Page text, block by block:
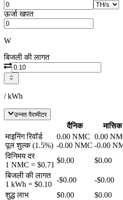
ऊर्जा खपत
W
बिजली की लागत
/ kWh
उन्नत पैरामीटर
दैनिक मासिक
माइनिंग रिवॉर्ड
पूल शुल्क(1.5%)
0.00 NMC
-0.00 NMC
0.00
-0.00
विनिमय दर
1 NMC = $0.71
$0.00 $0.00
बिजली की लागत
1 kWh = $0.10
-$0.00 -$0.00
शुद्ध लाभ
$0.00 $0.00